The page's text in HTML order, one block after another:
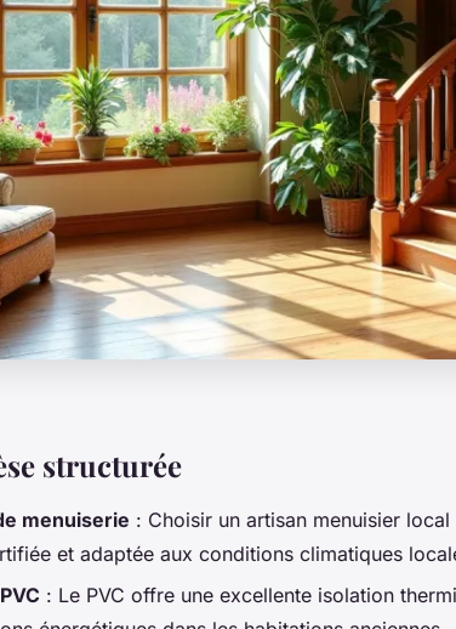
structurée
menuiserie : Choisir un artisan menuisier
et adaptée aux conditions climatiques
: Le PVC offre une excellente isolation